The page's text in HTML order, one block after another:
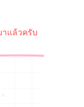
าแล้วครับ